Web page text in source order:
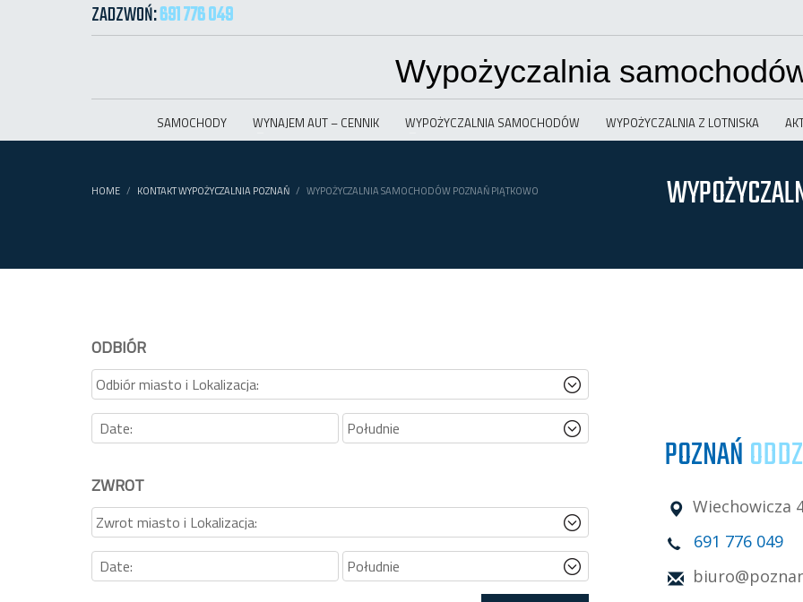
ZADZWOŃ:691 776 049
Wypożyczalnia
SAMOCHODY WYNAJEM AUT – CENNIK WYPOŻYCZALNIA SAMOCHODÓW WYPOŻYCZALNIA Z LOTNISKA
HOME KONTAKT WYPOŻYCZALNIA POZNAŃ WYPOŻYCZALNIA SAMOCHODÓW POZNAŃ PIĄTKOWO
ODBIÓR
ZWROT
POZNAŃ
Wiechowicza
691 776 049